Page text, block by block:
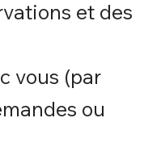
et des
vous (par
ou